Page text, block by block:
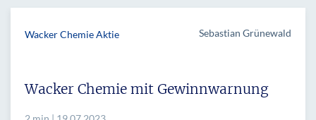
Wacker Chemie Aktie Sebastian Grünewald
Wacker Chemie mit Gewinnwarnung